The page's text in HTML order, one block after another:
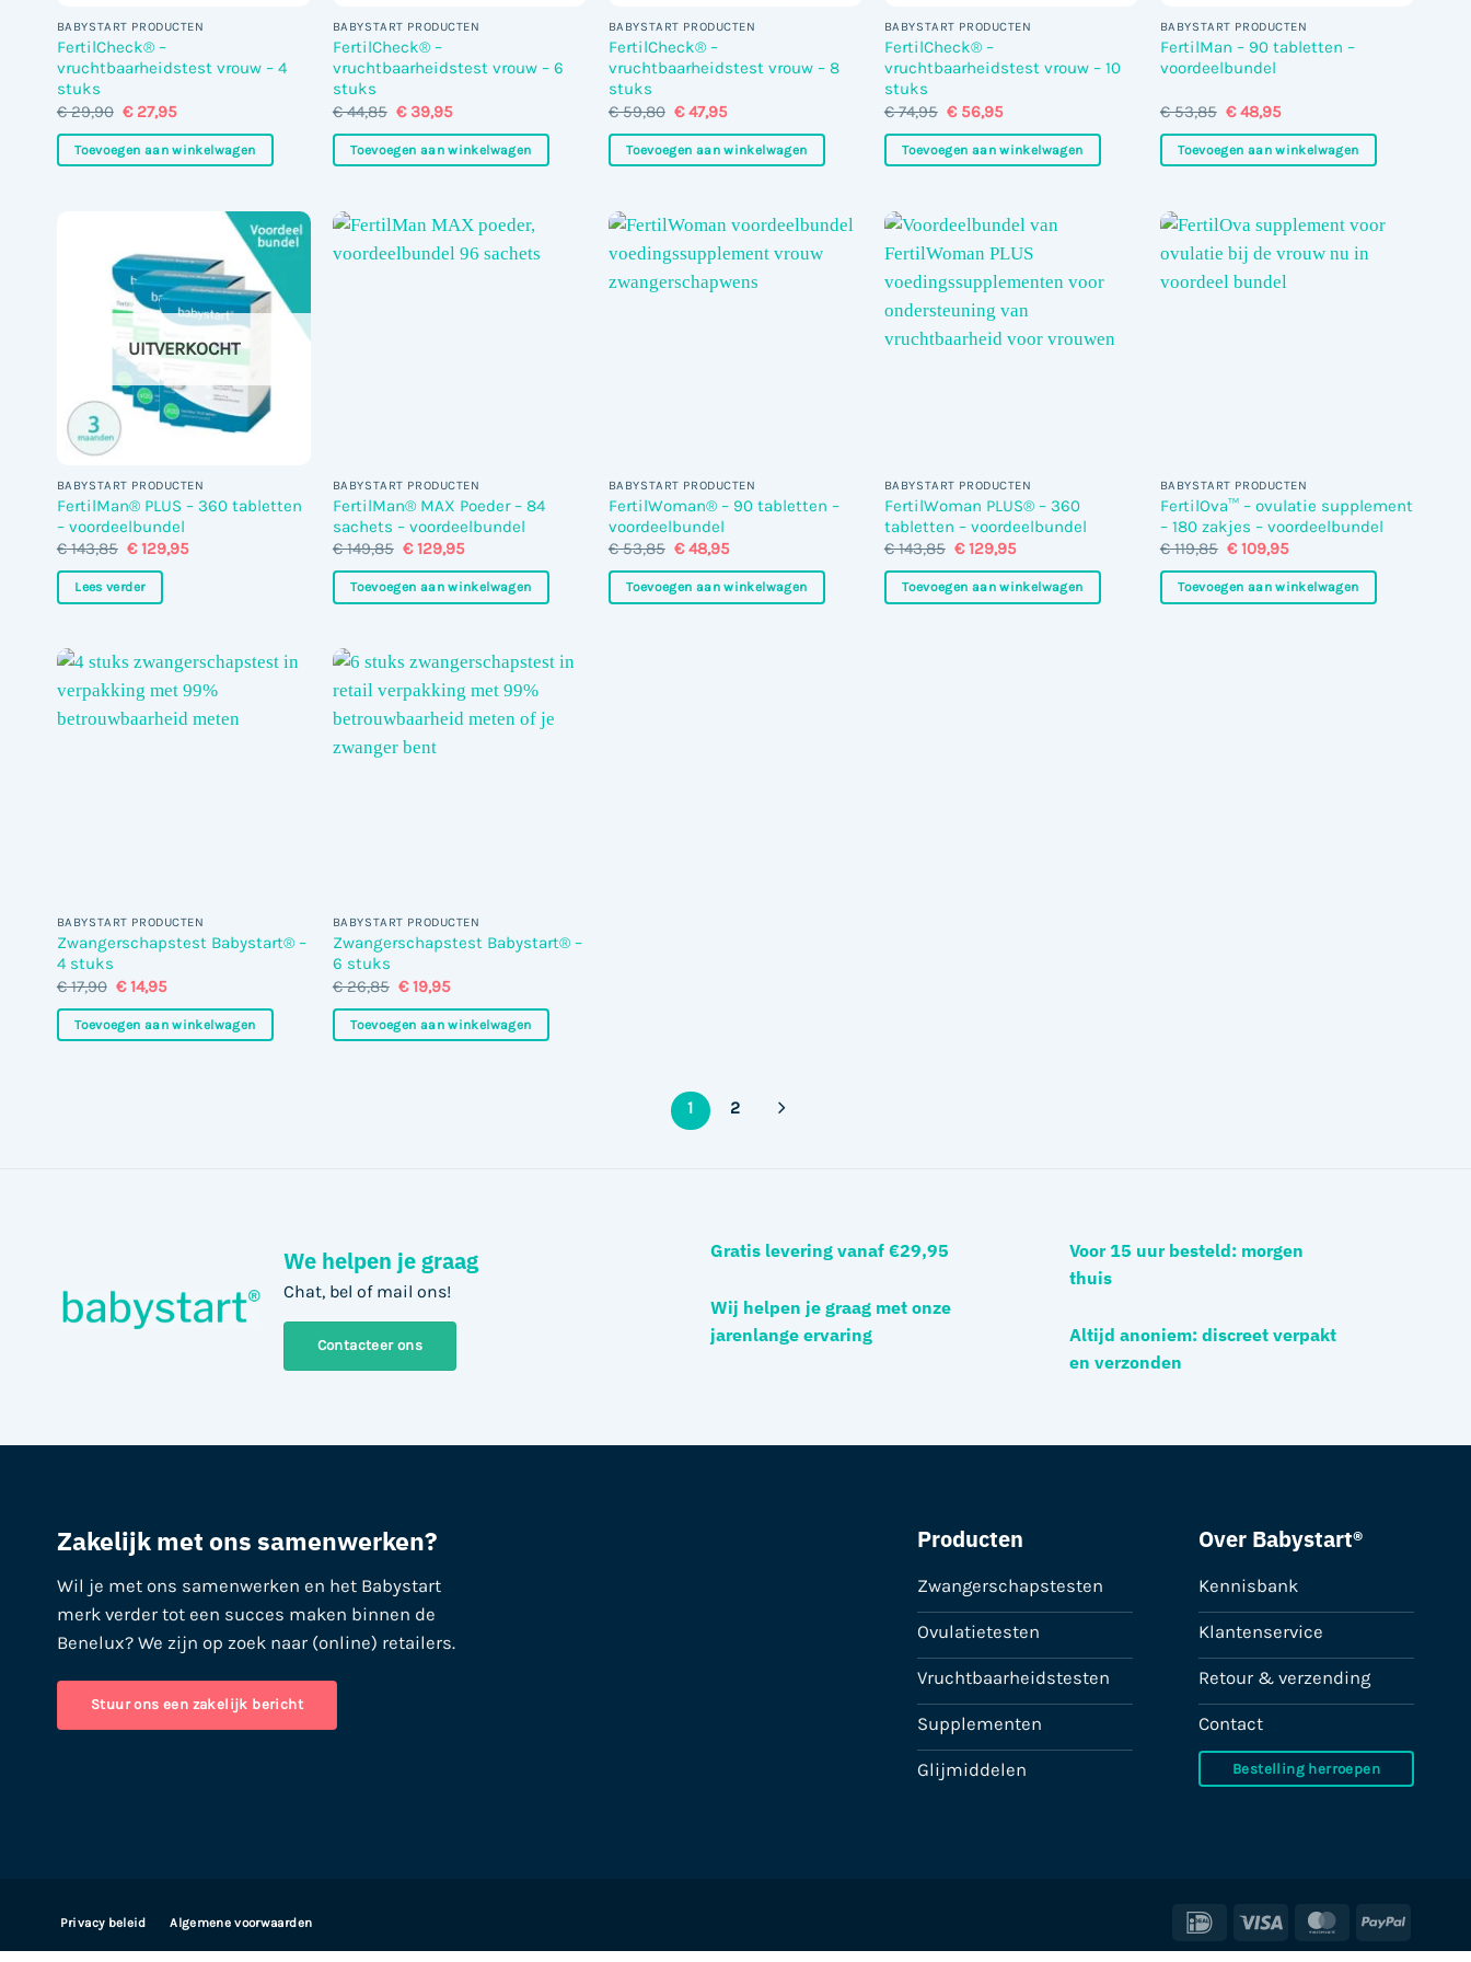
BABYSTART PRODUCTEN
FertilCheck® –
vruchtbaarheidstest vrouw – 4
stuks
€29,90 Oorspronkelijke
was:
€ 29,90.
€27,95Huidige
is:
€ 27,95.
Toevoegen aan winkelwagen
BABYSTART PRODUCTEN
FertilCheck® –
vruchtbaarheidstest vrouw – 6
stuks
€44,85 Oorspronkelijke
was:
€ 44,85.
€39,95Huidige
is:
€ 39,95.
Toevoegen aan winkelwagen
BABYSTART PRODUCTEN
FertilCheck® –
vruchtbaarheidstest vrouw – 8
stuks
€59,80 Oorspronkelijke
was:
€ 59,80.
€47,95Huidige
is:
€ 47,95.
Toevoegen aan winkelwagen
BABYSTART PRODUCTEN
FertilCheck® –
vruchtbaarheidstest vrouw – 10
stuks
€74,95 Oorspronkelijke
was:
€ 74,95.
€56,95Huidige
is:
€ 56,95.
Toevoegen aan winkelwagen
BABYSTART PRODUCTEN
FertilMan – 90 tabletten –
voordeelbundel
€53,85 Oorspronkelijke
was:
€ 53,85.
€48,95Huidige
is:
€ 48,95.
Toevoegen aan winkelwagen
UITVERKOCHT
BABYSTART PRODUCTEN
FertilMan® PLUS – 360 tabletten
– voordeelbundel
€143,85 Oorspronkelijke
was:
€ 143,85.
€129,95Huidige
Lees verder
BABYSTART PRODUCTEN
FertilMan® MAX Poeder – 84
sachets – voordeelbundel
€149,85 Oorspronkelijke
was:
€ 149,85.
€129,95Huidige
is:
€ 129,95.
Toevoegen aan winkelwagen
BABYSTART PRODUCTEN
FertilWoman® – 90 tabletten –
voordeelbundel
€53,85 Oorspronkelijke
was:
€ 53,85.
€48,95Huidige
is:
€ 48,95.
Toevoegen aan winkelwagen
BABYSTART PRODUCTEN
FertilWoman PLUS® – 360
tabletten – voordeelbundel
€143,85 Oorspronkelijke
was:
€ 143,85.
€129,95Huidige
is:
€ 129,95.
Toevoegen aan winkelwagen
BABYSTART PRODUCTEN
FertilOva™ – ovulatie supplement
– 180 zakjes – voordeelbundel
€119,85 Oorspronkelijke
was:
€ 119,85.
€109,95Huidige
is:
€ 109,95.
Toevoegen aan winkelwagen
BABYSTART PRODUCTEN
Zwangerschapstest Babystart® –
4 stuks
€17,90 Oorspronkelijke
was:
€ 17,90.
€14,95Huidige
is:
€ 14,95.
Toevoegen aan winkelwagen
BABYSTART PRODUCTEN
Zwangerschapstest Babystart® –
6 stuks
€26,85 Oorspronkelijke
was:
€ 26,85.
€19,95Huidige
is:
€ 19,95.
Toevoegen aan winkelwagen
1 2
We helpen je graag
Chat, bel of mail ons!
Contacteer ons
Gratis levering vanaf €29,95
Wij helpen je graag met onze
jarenlange ervaring
Voor 15 uur besteld: morgen
thuis
Altijd anoniem: discreet verpakt
en verzonden
Zakelijk met ons samenwerken?
Wil je met ons samenwerken en het Babystart
merk verder tot een succes maken binnen de
Benelux? We zijn op zoek naar (online) retailers.
Stuur ons een zakelijk bericht
Producten
Zwangerschapstesten
Ovulatietesten
Vruchtbaarheidstesten
Supplementen
Glijmiddelen
Over Babystart®
Kennisbank
Klantenservice
Retour & verzending
Contact
Bestelling herroepen
Privacy beleid Algemene voorwaarden IDeal Visa MasterCard
PayPal